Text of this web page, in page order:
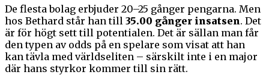
De flesta bolag erbjuder 20–25 gånger pengarna. Men
hos Bethard står han till 35.00 gånger insatsen. Det
är för högt sett till potentialen. Det är sällan man får
den typen av odds på en spelare som visat att han
kan tävla med världseliten – särskilt inte i en major
där hans styrkor kommer till sin rätt.